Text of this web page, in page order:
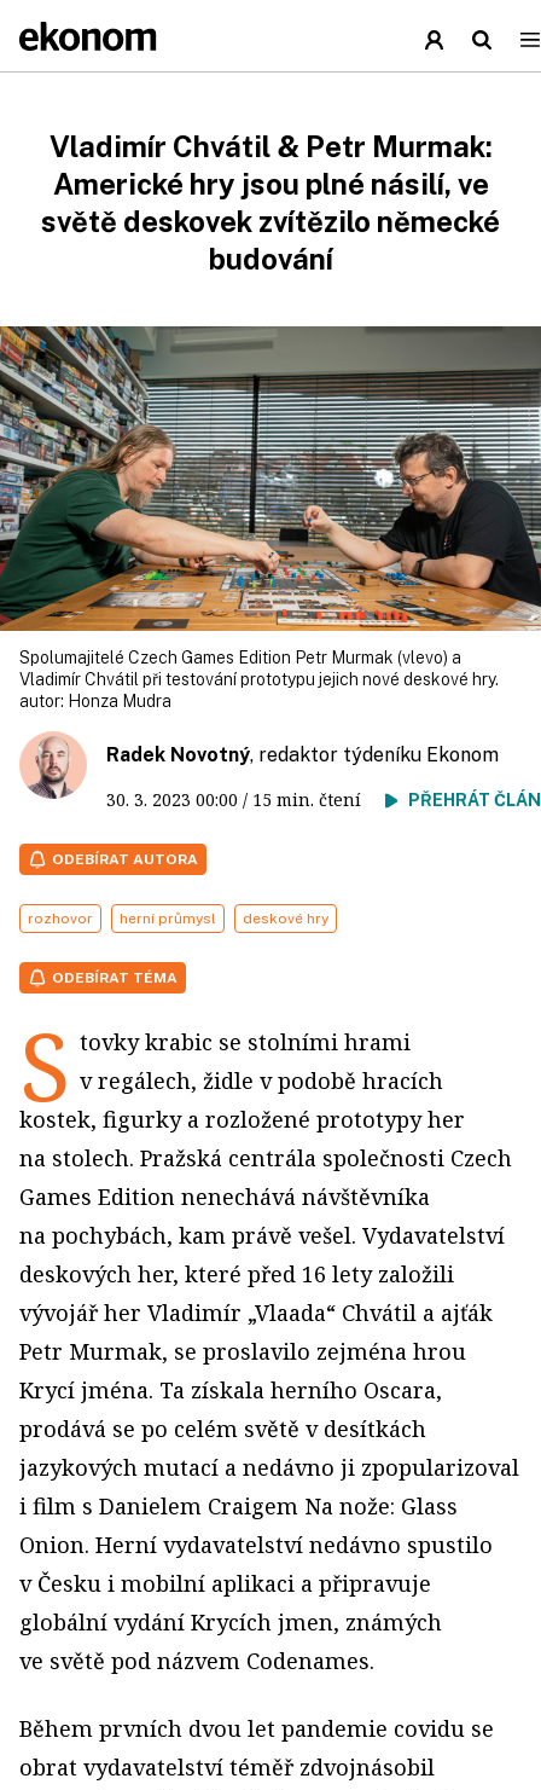
Vladimír Chvátil & Petr Murmak:
Americké hry jsou plné násilí, ve
světě deskovek zvítězilo německé
budování
Spolumajitelé Czech Games Edition Petr Murmak (vlevo) a
Vladimír Chvátil při testování prototypu jejich nové deskové hry.
autor: Honza Mudra
Radek Novotný, redaktor týdeníku Ekonom
30. 3. 2023 00:00 / 15 min. čtení PŘEHRÁT
ODEBÍRAT AUTORA
rozhovor herní průmysl deskové hry
ODEBÍRAT TÉMA
S tovky krabic se stolními hrami
v regálech, židle v podobě hracích
kostek, figurky a rozložené prototypy her
na stolech. Pražská centrála společnosti Czech
Games Edition nenechává návštěvníka
na pochybách, kam právě vešel. Vydavatelství
deskových her, které před 16 lety založili
vývojář her Vladimír „Vlaada“ Chvátil a ajťák
Petr Murmak, se proslavilo zejména hrou
Krycí jména. Ta získala herního Oscara,
prodává se po celém světě v desítkách
jazykových mutací a nedávno ji zpopularizoval
i film s Danielem Craigem Na nože: Glass
Onion. Herní vydavatelství nedávno spustilo
v Česku i mobilní aplikaci a připravuje
globální vydání Krycích jmen, známých
ve světě pod názvem Codenames.
Během prvních dvou let pandemie covidu se
obrat vydavatelství téměř zdvojnásobil